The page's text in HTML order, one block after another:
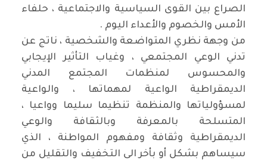
الصراع بين القوى السياسية والاجتماعية ، حلفاء
الأمس والخصوم والأعداء اليوم .
من وجهة نظري المتواضعة والشخصية ، ناتج عن
تدني الوعي المجتمعي ، وغياب التأثير الإيجابي
والمحسوس لمنظمات المجتمع المدني
الديمقراطية الواعية لمهماتها ، والواعية
لمسؤولياتها والمنظمة تنظيما سليما وواعيا ،
المتسلحة بالمعرفة وبالثقافة والوعي
الديمقراطية وثقافة ومفهوم المواطنة ، الذي
سيساهم بشكل أو بأخر الى التخفيف والتقليل من